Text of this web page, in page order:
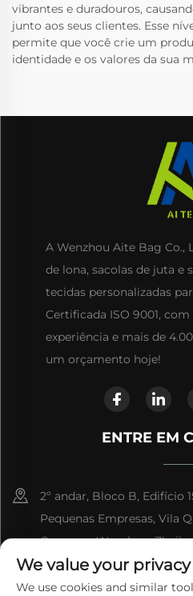
vibrantes e duradouros,
junto aos seus clientes. Esse
permite que você crie um
identidade e os valores da sua
A Wenzhou Aite Bag Co.,
de lona, sacolas de juta e
tecidas personalizadas
Certificada ISO 9001,
experiência e mais de
um orçamento hoje!
ENTRE EM
2º andar, Bloco B, Edifício
Pequenas Empresas, Vila
Cangnan, Wenzhou,
+86-13868363329
We value your privacy
We use cookies and similar